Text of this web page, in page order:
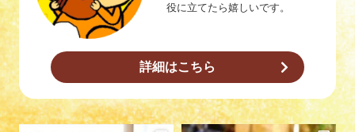
役に立てたら嬉しいです。
詳細はこちら